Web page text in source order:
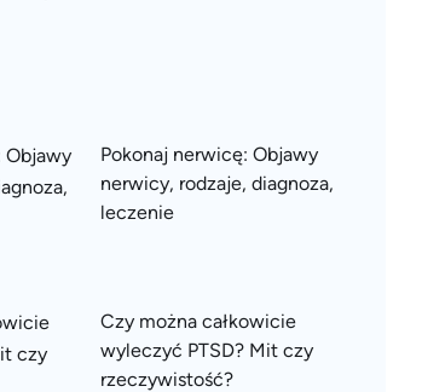
Pokonaj nerwicę: Objawy
nerwicy, rodzaje, diagnoza,
leczenie
Czy można całkowicie
wyleczyć PTSD? Mit czy
rzeczywistość?